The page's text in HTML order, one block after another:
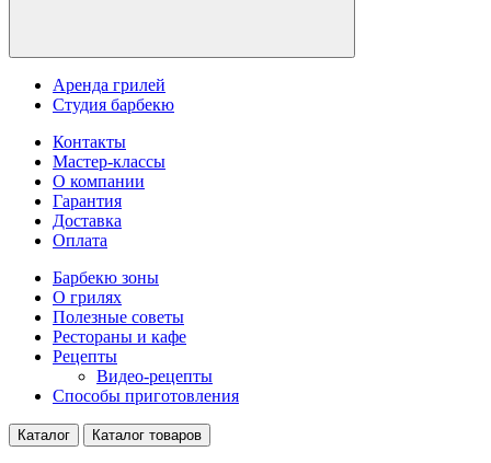
Аренда грилей
Студия барбекю
Контакты
Мастер-классы
О компании
Гарантия
Доставка
Оплата
Барбекю зоны
О грилях
Полезные советы
Рестораны и кафе
Рецепты
Видео-рецепты
Способы приготовления
Каталог Каталог товаров